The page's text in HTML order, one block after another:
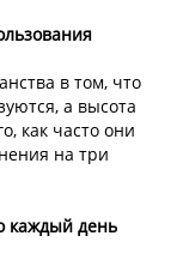
в том, что
а высота
как часто они
на три
каждый день